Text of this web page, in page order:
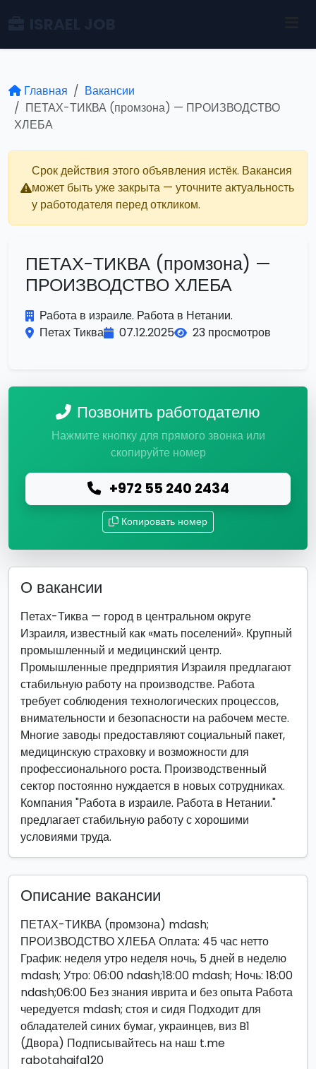
Главная
Вакансии
ПЕТАХ-ТИКВА (промзона) — ПРОИЗВОДСТВО
ХЛЕБА
Срок действия этого объявления истёк. Вакансия
может быть уже закрыта — уточните актуальность
у работодателя перед откликом.
ПЕТАХ-ТИКВА (промзона) —
ПРОИЗВОДСТВО ХЛЕБА
Работа в израиле. Работа в Нетании.
Петах Тиква
07.12.2025 23 просмотров
Позвонить работодателю
Нажмите кнопку для прямого звонка или
скопируйте номер
+972 55 240 2434
Копировать номер
О вакансии
Петах-Тиква — город в центральном округе
Израиля, известный как «мать поселений». Крупный
промышленный и медицинский центр.
Промышленные предприятия Израиля предлагают
стабильную работу на производстве. Работа
требует соблюдения технологических процессов,
внимательности и безопасности на рабочем месте.
Многие заводы предоставляют социальный пакет,
медицинскую страховку и возможности для
профессионального роста. Производственный
сектор постоянно нуждается в новых сотрудниках.
Компания "Работа в израиле. Работа в Нетании."
предлагает стабильную работу с хорошими
условиями труда.
Описание вакансии
ПЕТАХ-ТИКВА (промзона) mdash;
ПРОИЗВОДСТВО ХЛЕБА Оплата: 45 час нетто
График: неделя утро неделя ночь, 5 дней в неделю
mdash; Утро: 06:00 ndash;18:00 mdash; Ночь: 18:00
ndash;06:00 Без знания иврита и без опыта Работа
чередуется mdash; стоя и сидя Подходит для
обладателей синих бумаг, украинцев, виз B1
(Двора) Подписывайтесь на наш t.me
rabotahaifa120